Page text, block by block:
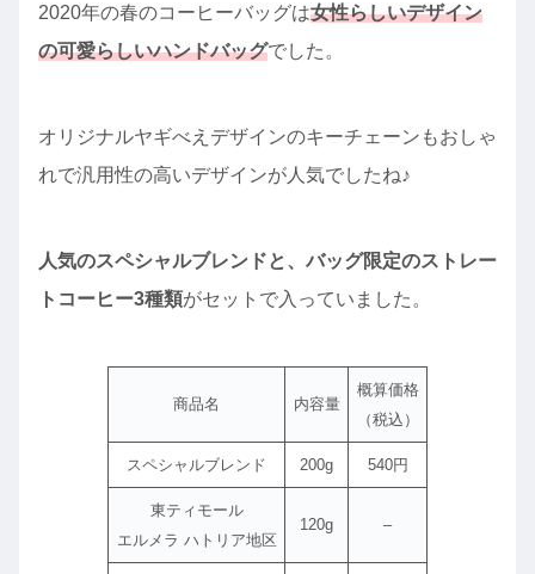
2020年の春のコーヒーバッグは女性らしいデザイン
の可愛らしいハンドバッグでした。
オリジナルヤギべえデザインのキーチェーンもおしゃ
れで汎用性の高いデザインが人気でしたね♪
人気のスペシャルブレンドと、バッグ限定のストレー
トコーヒー3種類がセットで入っていました。
商品名 内容量
概算価格
（税込）
スペシャルブレンド 200g 540円
東ティモール
エルメラ ハトリア地区
120g –